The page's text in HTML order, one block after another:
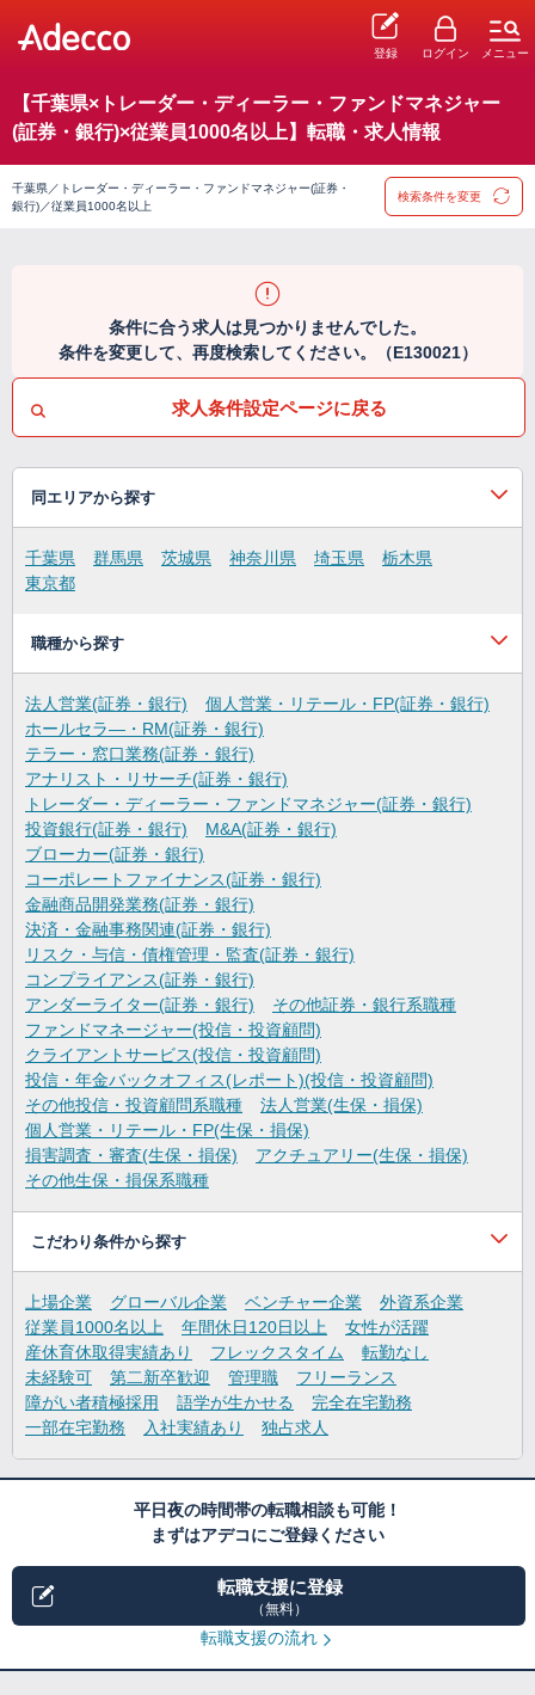
登録 ログイン メニュー
【千葉県×トレーダー・ディーラー・ファンドマネジャー
(証券・銀行)×従業員1000名以上】転職・求人情報
千葉県／トレーダー・ディーラー・ファンドマネジャー(証券・
銀行)／従業員1000名以上
検索条件を変更
条件に合う求人は見つかりませんでした。
条件を変更して、再度検索してください。（E130021）
求人条件設定ページに戻る
同エリアから探す
千葉県 群馬県 茨城県 神奈川県 埼玉県
栃木県
東京都
職種から探す
法人営業(証券・銀行)
個人営業・リテール・FP(証券・銀行)
ホールセラ―・RM(証券・銀行)
テラー・窓口業務(証券・銀行)
アナリスト・リサーチ(証券・銀行)
トレーダー・ディーラー・ファンドマネジャー(証券・銀行)
投資銀行(証券・銀行)
M&A(証券・銀行)
ブローカー(証券・銀行)
コーポレートファイナンス(証券・銀行)
金融商品開発業務(証券・銀行)
決済・金融事務関連(証券・銀行)
リスク・与信・債権管理・監査(証券・銀行)
コンプライアンス(証券・銀行)
アンダーライター(証券・銀行)
その他証券・銀行系職種
ファンドマネージャー(投信・投資顧問)
クライアントサービス(投信・投資顧問)
投信・年金バックオフィス(レポート)(投信・投資顧問)
その他投信・投資顧問系職種
法人営業(生保・損保)
個人営業・リテール・FP(生保・損保)
損害調査・審査(生保・損保)
アクチュアリー(生保・損保)
その他生保・損保系職種
こだわり条件から探す
上場企業 グローバル企業 ベンチャー企業
外資系企業
従業員1000名以上
年間休日120日以上
女性が活躍
産休育休取得実績あり
フレックスタイム
転勤なし
未経験可
第二新卒歓迎 管理職
フリーランス
障がい者積極採用
語学が生かせる
完全在宅勤務
一部在宅勤務
入社実績あり 独占求人
平日夜の時間帯の転職相談も可能！
まずはアデコにご登録ください
転職支援に登録
（無料）
転職支援の流れ